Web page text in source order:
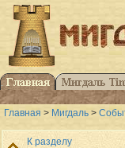
Главная > Мигдаль >
К разделу